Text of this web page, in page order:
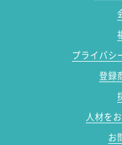
プライバシ
登録
人材を
お